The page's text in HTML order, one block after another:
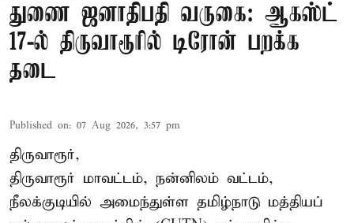
துணை ஜனாதிபதி வருகை: ஆகஸ்ட்
17-ல் திருவாரூரில் டிரோன் பறக்க
தடை
Published on: 07 Aug 2026, 3:57 pm
திருவாரூர்,
திருவாரூர் மாவட்டம், நன்னிலம் வட்டம்,
நீலக்குடியில் அமைந்துள்ள தமிழ்நாடு மத்தியப்